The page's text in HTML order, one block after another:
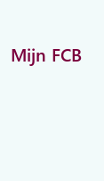
Mijn FCB